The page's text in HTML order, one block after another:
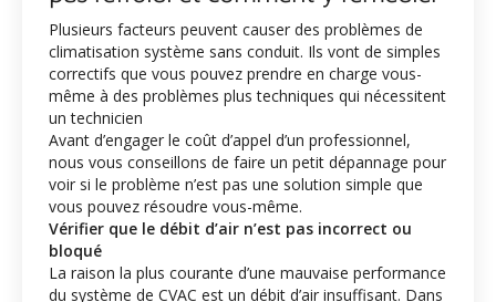
Plusieurs facteurs peuvent causer des problèmes de
climatisation système sans conduit. Ils vont de simples
correctifs que vous pouvez prendre en charge vous-
même à des problèmes plus techniques qui nécessitent
un technicien
Avant d’engager le coût d’appel d’un professionnel,
nous vous conseillons de faire un petit dépannage pour
voir si le problème n’est pas une solution simple que
vous pouvez résoudre vous-même.
Vérifier que le débit d’air n’est pas incorrect ou
bloqué
La raison la plus courante d’une mauvaise performance
du système de CVAC est un débit d’air insuffisant. Dans